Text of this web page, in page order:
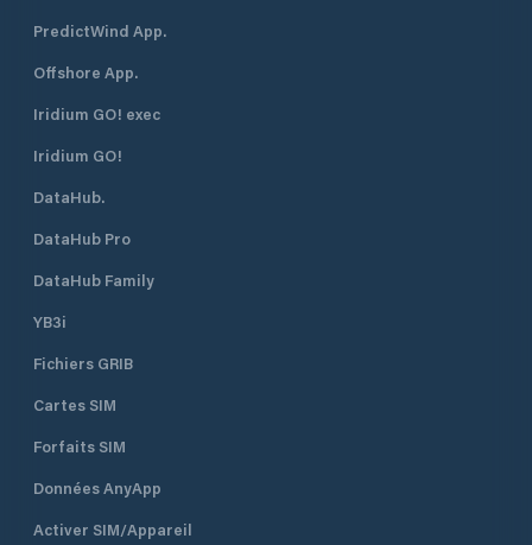
PredictWind App.
Offshore App.
Iridium GO! exec
Iridium GO!
DataHub.
DataHub Pro
DataHub Family
YB3i
Fichiers GRIB
Cartes SIM
Forfaits SIM
Données AnyApp
Activer SIM/Appareil